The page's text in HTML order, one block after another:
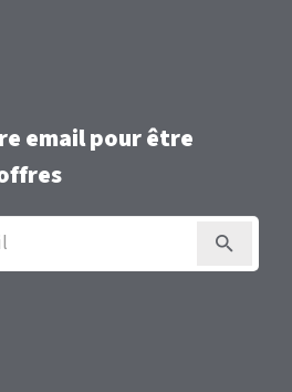
email pour être